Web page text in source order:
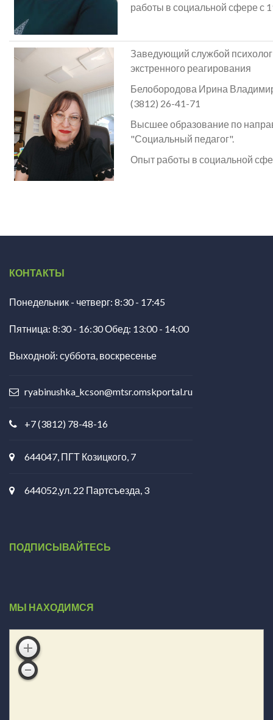
работы в социальной сфере с
Заведующий службой
экстренного реагирования
Белобородова Ирина
(3812) 26-41-71
Высшее образование по
"Социальный педагог".
Опыт работы в социальной
КОНТАКТЫ
Понедельник - четверг: 8:30 - 17:45
Пятница: 8:30 - 16:30 Обед: 13:00 - 14:00
Выходной: суббота, воскресенье
ryabinushka_kcson@mtsr.omskportal.ru
+7 (3812) 78-48-16
644047, ПГТ Козицкого, 7
644052,ул. 22 Партсъезда, 3
ПОДПИСЫВАЙТЕСЬ
МЫ НАХОДИМСЯ